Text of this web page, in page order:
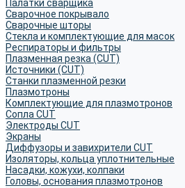
Палатки сварщика
Сварочное покрывало
Сварочные шторы
Стекла и комплектующие для масок
Респираторы и фильтры
Плазменная резка (CUT)
Источники (CUT)
Станки плазменной резки
Плазмотроны
Комплектующие для плазмотронов
Сопла CUT
Электроды CUT
Экраны
Диффузоры и завихрители CUT
Изоляторы, кольца уплотнительные
Насадки, кожухи, колпаки
Головы, основания плазмотронов